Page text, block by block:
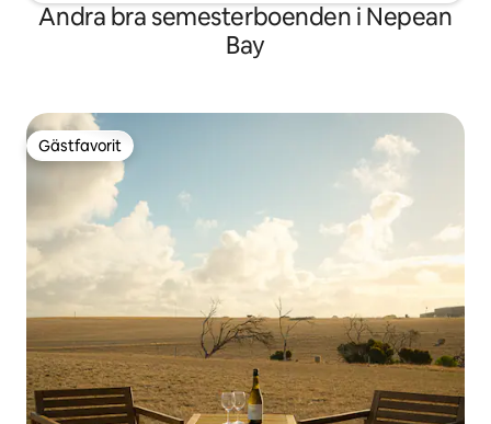
Andra bra semesterboenden i Nepean
Bay
Gästfavorit
Gästfavorit